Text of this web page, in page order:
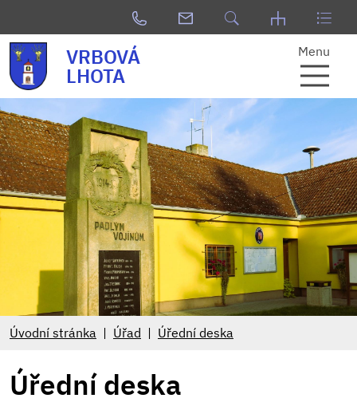
VRBOVÁ
LHOTA
Menu
Úvodní stránka Úřad Úřední deska
Úřední deska